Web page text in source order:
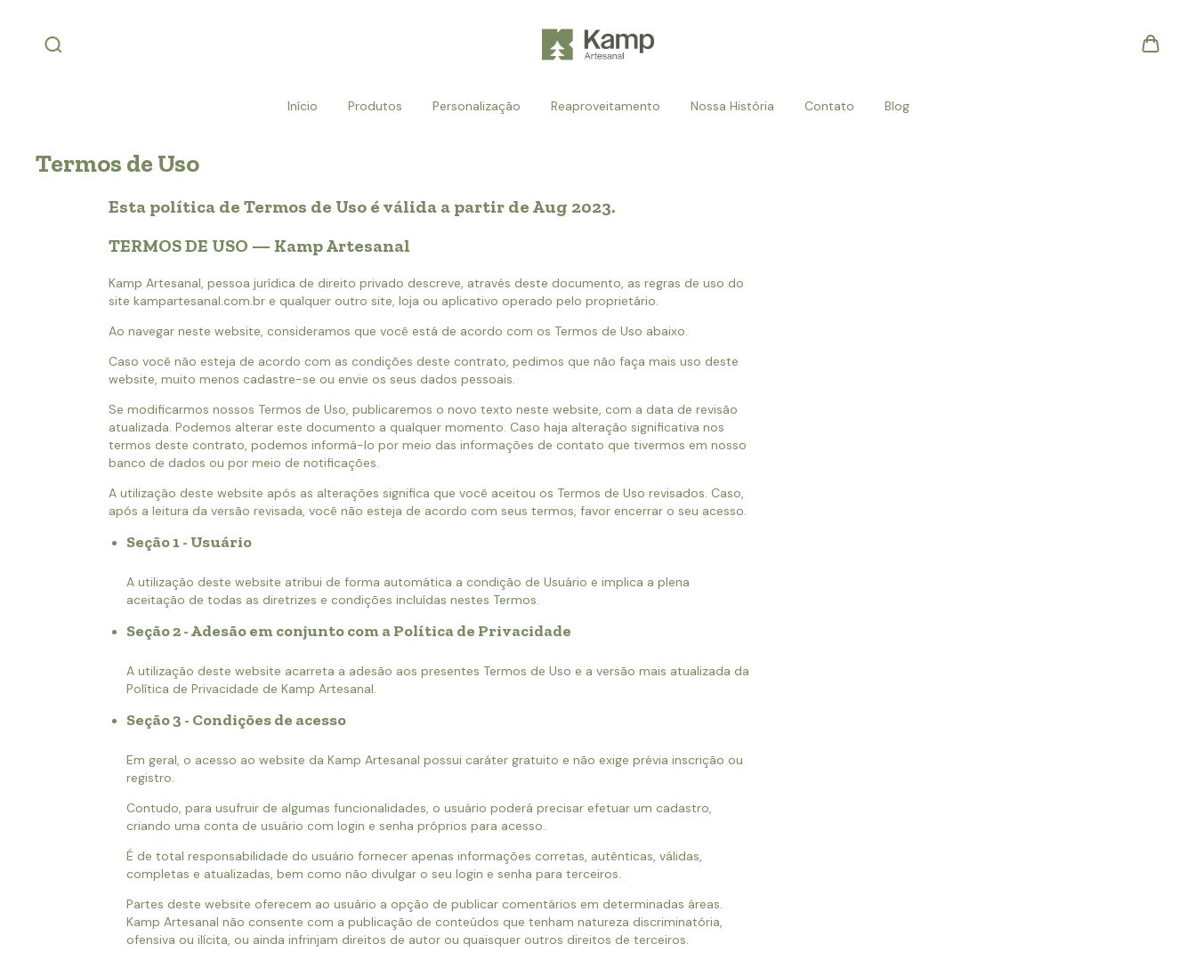
Início Produtos Personalização Reaproveitamento Nossa História Contato Blog
Termos de Uso
Esta política de Termos de Uso é válida a partir de Aug 2023.
TERMOS DE USO — Kamp Artesanal
Kamp Artesanal, pessoa jurídica de direito privado descreve, através deste documento, as regras de uso do
site kampartesanal.com.br e qualquer outro site, loja ou aplicativo operado pelo proprietário.
Ao navegar neste website, consideramos que você está de acordo com os Termos de Uso abaixo.
Caso você não esteja de acordo com as condições deste contrato, pedimos que não faça mais uso deste
website, muito menos cadastre-se ou envie os seus dados pessoais.
Se modificarmos nossos Termos de Uso, publicaremos o novo texto neste website, com a data de revisão
atualizada. Podemos alterar este documento a qualquer momento. Caso haja alteração significativa nos
termos deste contrato, podemos informá-lo por meio das informações de contato que tivermos em nosso
banco de dados ou por meio de notificações.
A utilização deste website após as alterações significa que você aceitou os Termos de Uso revisados. Caso,
após a leitura da versão revisada, você não esteja de acordo com seus termos, favor encerrar o seu acesso.
Seção 1 - Usuário
A utilização deste website atribui de forma automática a condição de Usuário e implica a plena
aceitação de todas as diretrizes e condições incluídas nestes Termos.
Seção 2 - Adesão em conjunto com a Política de Privacidade
A utilização deste website acarreta a adesão aos presentes Termos de Uso e a versão mais atualizada da
Política de Privacidade de Kamp Artesanal.
Seção 3 - Condições de acesso
Em geral, o acesso ao website da Kamp Artesanal possui caráter gratuito e não exige prévia inscrição ou
registro.
Contudo, para usufruir de algumas funcionalidades, o usuário poderá precisar efetuar um cadastro,
criando uma conta de usuário com login e senha próprios para acesso.
É de total responsabilidade do usuário fornecer apenas informações corretas, autênticas, válidas,
completas e atualizadas, bem como não divulgar o seu login e senha para terceiros.
Partes deste website oferecem ao usuário a opção de publicar comentários em determinadas áreas.
Kamp Artesanal não consente com a publicação de conteúdos que tenham natureza discriminatória,
ofensiva ou ilícita, ou ainda infrinjam direitos de autor ou quaisquer outros direitos de terceiros.